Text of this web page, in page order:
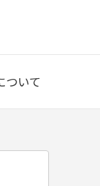
ついて